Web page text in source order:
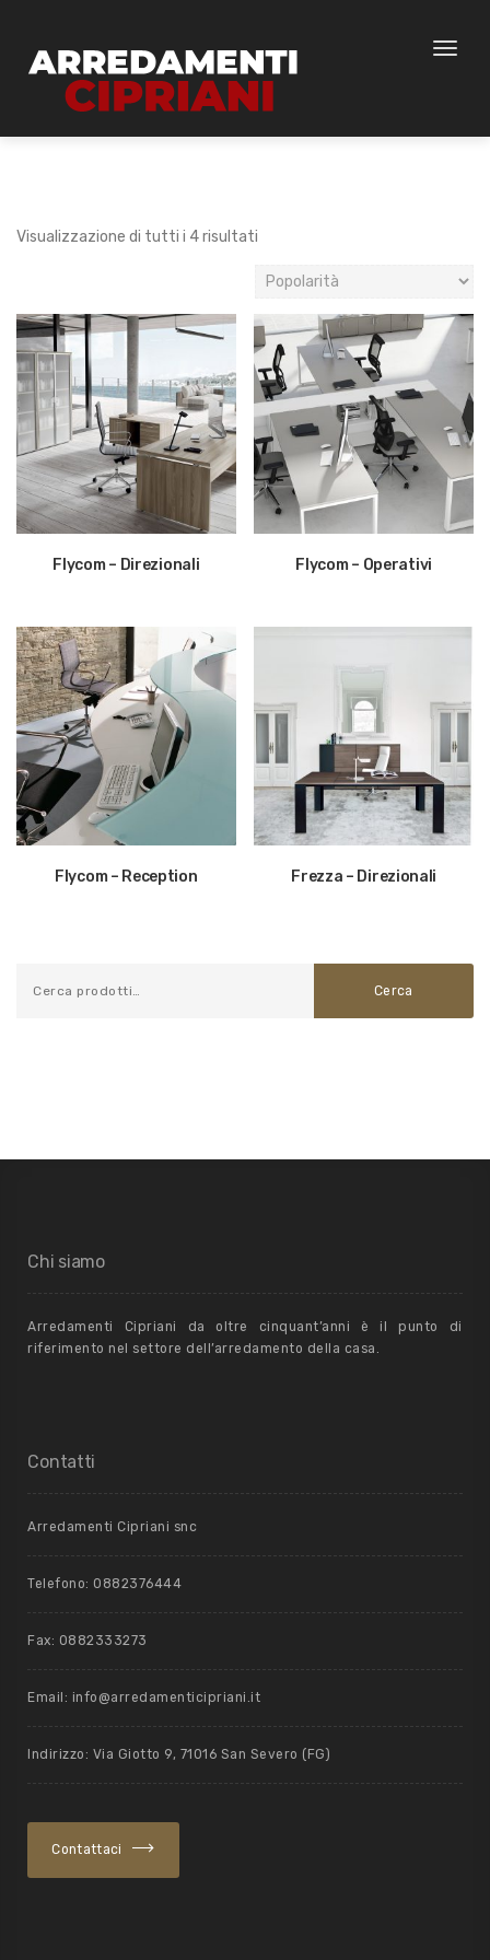
Toggle
Visualizzazione di tutti i 4 risultati
Flycom – Direzionali Flycom – Operativi
Flycom – Reception Frezza – Direzionali
Cerca
Chi siamo
Arredamenti Cipriani da oltre cinquant’anni è il punto di
riferimento nel settore dell’arredamento della casa.
Contatti
Arredamenti Cipriani snc
Telefono: 0882376444
Fax: 0882333273
Email: info@arredamenticipriani.it
Indirizzo: Via Giotto 9, 71016 San Severo (FG)
Contattaci